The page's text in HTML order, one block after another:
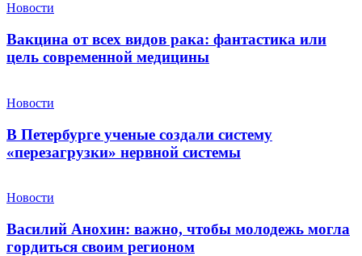
Новости
Вакцина от всех видов рака: фантастика или
цель современной медицины
Новости
В Петербурге ученые создали систему
«перезагрузки» нервной системы
Новости
Василий Анохин: важно, чтобы молодежь могла
гордиться своим регионом